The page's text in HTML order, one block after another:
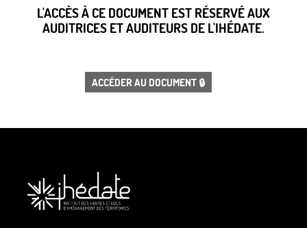
L'ACCÈS À CE DOCUMENT EST RÉSERVÉ AUX
AUDITRICES ET AUDITEURS DE L'IHÉDATE.
ACCÉDER AU DOCUMENT 🔒